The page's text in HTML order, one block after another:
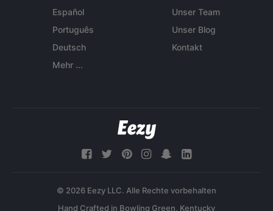
Español
Português
Deutsch
Mehr ...
Unser Team
Unser Blog
Kontakt
© 2026 Eezy LLC. Alle Rechte vorbehalten